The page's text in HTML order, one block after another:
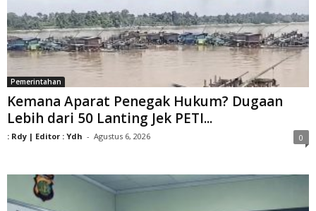
Pemerintahan
Kemana Aparat Penegak Hukum? Dugaan
Lebih dari 50 Lanting Jek PETI...
: Rdy | Editor : Ydh - Agustus 6, 2026 0